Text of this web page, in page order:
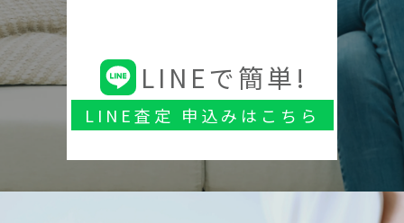
LINEで簡単!
LINE査定 申込みはこちら